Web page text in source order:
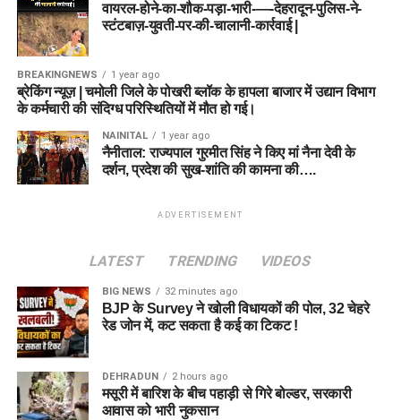
वायरल-होने-का-शौक-पड़ा-भारी-—-देहरादून-पुलिस-ने-
स्टंटबाज़-युवती-पर-की-चालानी-कार्रवाई |
BREAKINGNEWS 1 year ago
ब्रेकिंग न्यूज़ | चमोली जिले के पोखरी ब्लॉक के हापला बाजार में उद्यान विभाग
के कर्मचारी की संदिग्ध परिस्थितियों में मौत हो गई।
NAINITAL 1 year ago
नैनीताल: राज्यपाल गुरमीत सिंह ने किए मां नैना देवी के
दर्शन, प्रदेश की सुख-शांति की कामना की….
ADVERTISEMENT
LATEST TRENDING VIDEOS
BIG NEWS 32 minutes ago
BJP के Survey ने खोली विधायकों की पोल, 32 चेहरे
रेड जोन में, कट सकता है कई का टिकट !
DEHRADUN 2 hours ago
मसूरी में बारिश के बीच पहाड़ी से गिरे बोल्डर, सरकारी
आवास को भारी नुकसान